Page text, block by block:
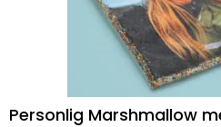
Personlig Marshmallow